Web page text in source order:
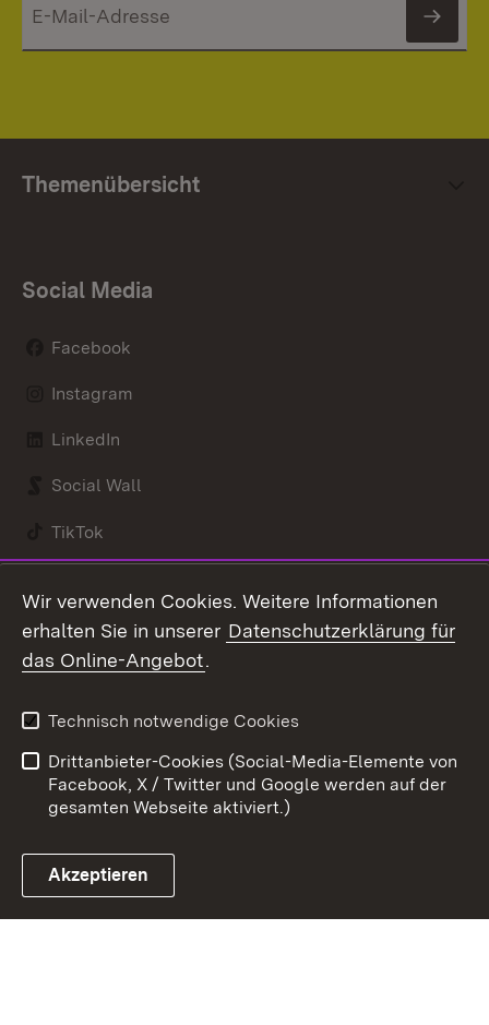
Themenübersicht
Social Media
Facebook
Instagram
LinkedIn
Social Wall
TikTok
Link zum Landesportal
Kontakt
Barrierefreiheit
Impressum
Cookies
Wir verwenden Cookies. Weitere Informationen
erhalten Sie in unserer Datenschutzerklärung für
das Online-Angebot.
Technisch notwendige Cookies
Drittanbieter-Cookies (Social-Media-Elemente von
Facebook, X / Twitter und Google werden auf der
gesamten Webseite aktiviert.)
Akzeptieren